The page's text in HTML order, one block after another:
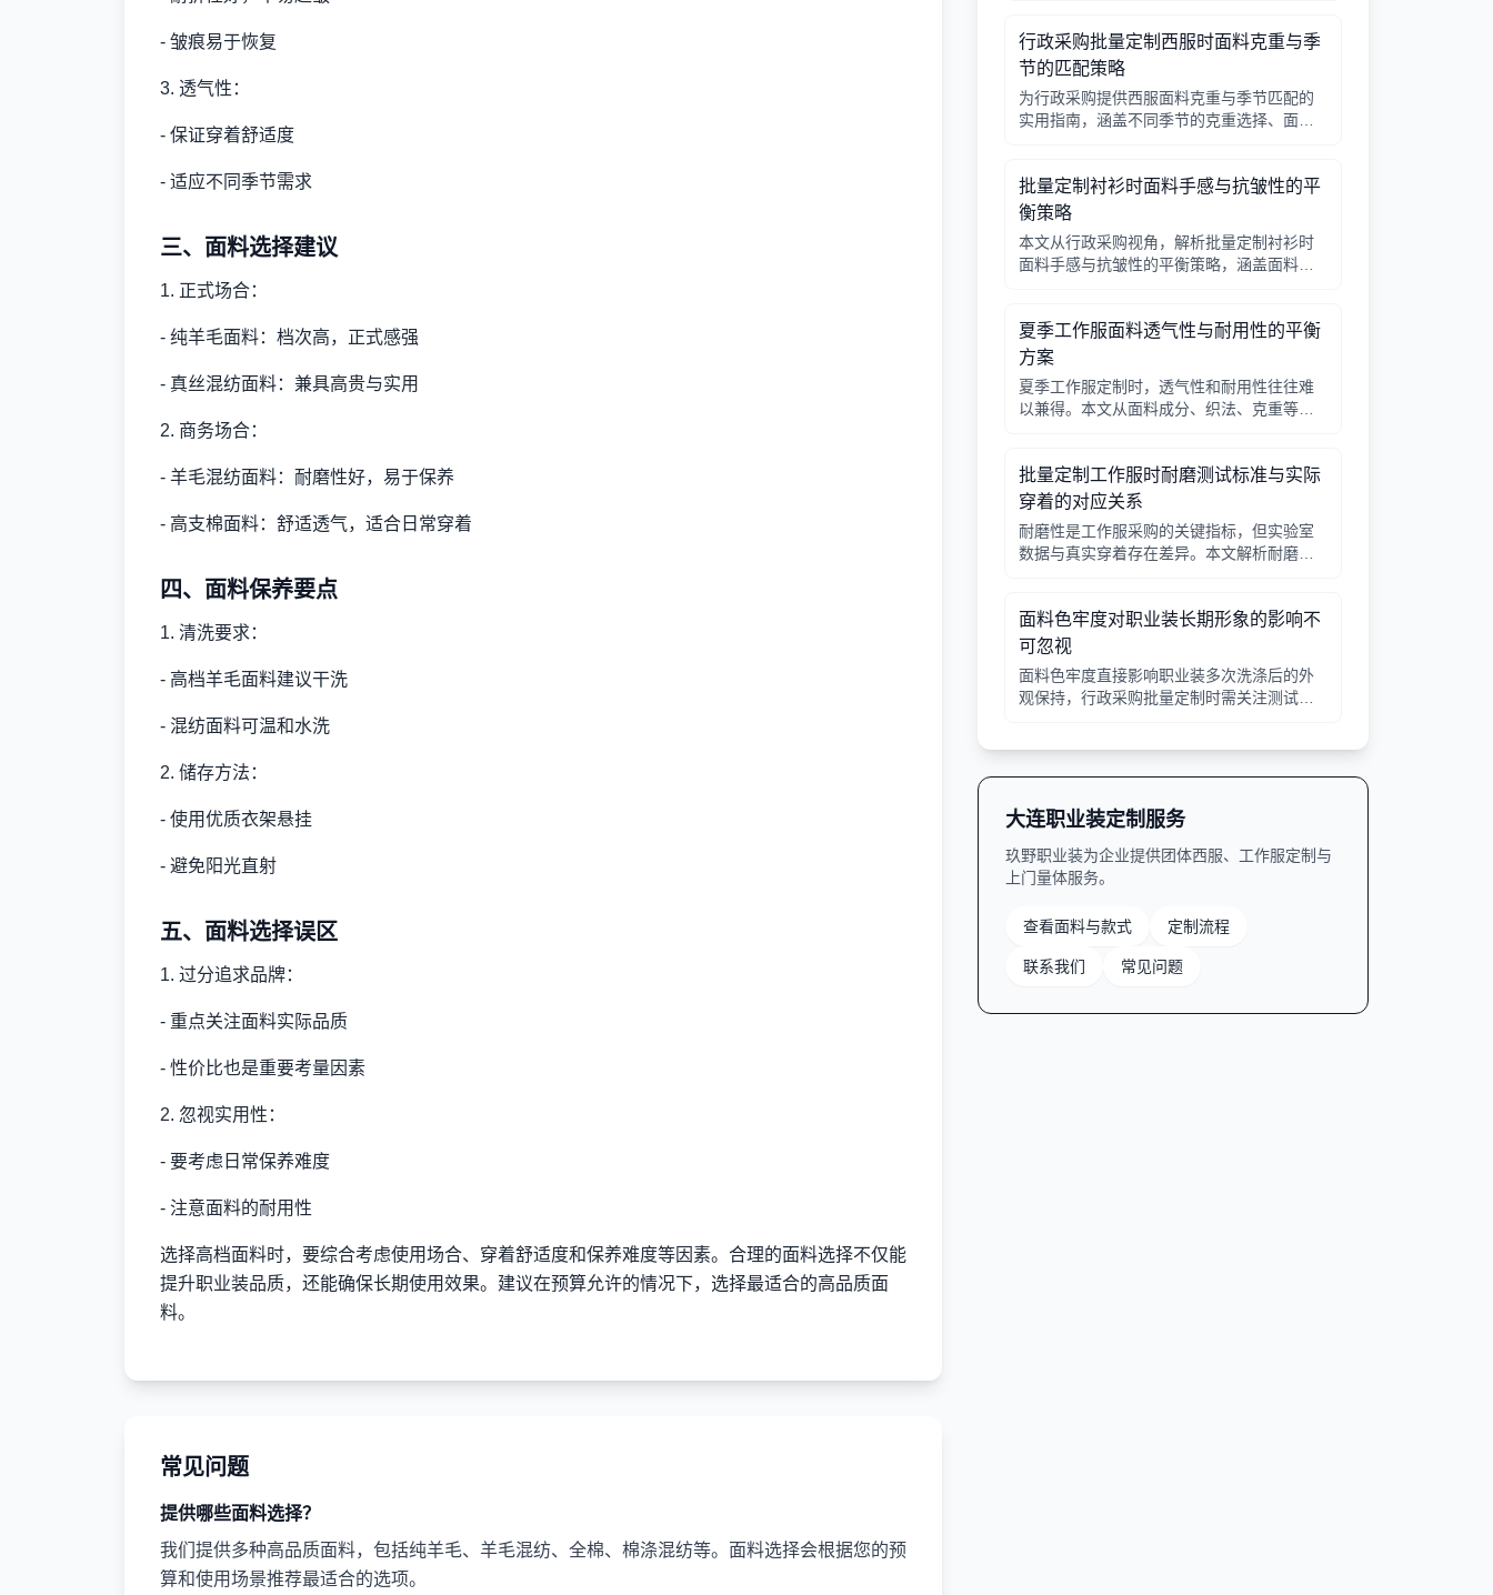
- 皱痕易于恢复
3. 透气性：
- 保证穿着舒适度
- 适应不同季节需求
三、面料选择建议
1. 正式场合：
- 纯羊毛面料：档次高，正式感强
- 真丝混纺面料：兼具高贵与实用
2. 商务场合：
- 羊毛混纺面料：耐磨性好，易于保养
- 高支棉面料：舒适透气，适合日常穿着
四、面料保养要点
1. 清洗要求：
- 高档羊毛面料建议干洗
- 混纺面料可温和水洗
2. 储存方法：
- 使用优质衣架悬挂
- 避免阳光直射
五、面料选择误区
1. 过分追求品牌：
- 重点关注面料实际品质
- 性价比也是重要考量因素
2. 忽视实用性：
- 要考虑日常保养难度
- 注意面料的耐用性
选择高档面料时，要综合考虑使用场合、穿着舒适度和保养难度等因素。合理的面料选择不仅能
提升职业装品质，还能确保长期使用效果。建议在预算允许的情况下，选择最适合的高品质面
料。
常见问题
提供哪些面料选择？
我们提供多种高品质面料，包括纯羊毛、羊毛混纺、全棉、棉涤混纺等。面料选择会根据您的预
算和使用场景推荐最适合的选项。
行政采购批量定制西服时面料克重与季
节的匹配策略
为行政采购提供西服面料克重与季节匹配的
实用指南，涵盖不同季节的克重选择、面料
批量定制衬衫时面料手感与抗皱性的平
衡策略
本文从行政采购视角，解析批量定制衬衫时
面料手感与抗皱性的平衡策略，涵盖面料成
夏季工作服面料透气性与耐用性的平衡
方案
夏季工作服定制时，透气性和耐用性往往难
以兼得。本文从面料成分、织法、克重等方
批量定制工作服时耐磨测试标准与实际
穿着的对应关系
耐磨性是工作服采购的关键指标，但实验室
数据与真实穿着存在差异。本文解析耐磨测
面料色牢度对职业装长期形象的影响不
可忽视
面料色牢度直接影响职业装多次洗涤后的外
观保持，行政采购批量定制时需关注测试等
大连职业装定制服务
玖野职业装为企业提供团体西服、工作服定制与
上门量体服务。
查看面料与款式 定制流程
联系我们 常见问题